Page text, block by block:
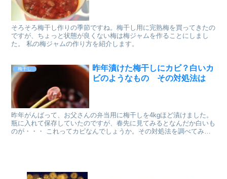
そろそろ梅干し作りの季節ですね。梅干し用に完熟梅を買ってきたの
ですが、ちょっと状態が良くない梅は梅ジャムを作ることにしまし
た。 私の梅ジャムの作り方を紹介します。
梅干し
昨年漬けた梅干しにカビ？白いカ
ビのようなもの その対処法は
昨年がんばって、お父さんの弁当用に梅干しを4kgほど漬けました。
瓶に入れて保存していたのですが、春先に見てみるとなんだか白いも
のが・・・ これってカビなんでしょうか。その対処法を調べてみま